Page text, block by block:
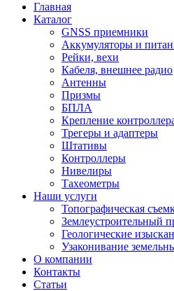
Главная
Каталог
GNSS приемники
Аккумуляторы и
Рейки, вехи
Кабеля, внешнее радио
Антенны
Призмы
БПЛА
Крепление
Трегеры и адаптеры
Штативы
Контроллеры
Нивелиры
Тахеометры
Наши услуги
Топографическая
Землеустроительный
Геологические
Узаконивание
О компании
Контакты
Статьи